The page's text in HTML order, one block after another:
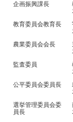
企画振興課長
教育委員会教育長
農業委員会会長
監査委員
公平委員会委員長
選挙管理委員会委
員長